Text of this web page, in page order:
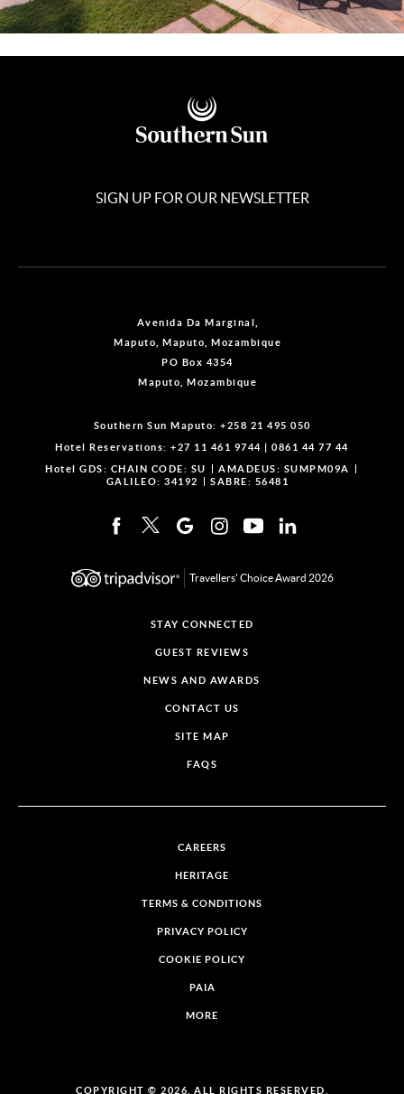
SIGN UP FOR OUR NEWSLETTER
Avenida Da Marginal,
Maputo, Maputo, Mozambique
PO Box 4354
Maputo, Mozambique
Southern Sun Maputo: +258 21 495 050
Hotel Reservations: +27 11 461 9744 |0861 44 77 44
Hotel GDS: CHAIN CODE: SU
AMADEUS: SUMPM09A
GALILEO: 34192
SABRE: 56481
Travellers' Choice Award 2026
STAY CONNECTED
GUEST REVIEWS
NEWS AND AWARDS
CONTACT US
SITE MAP
FAQS
CAREERS
HERITAGE
TERMS & CONDITIONS
PRIVACY POLICY
COOKIE POLICY
PAIA
MORE
COPYRIGHT © 2026. ALL RIGHTS RESERVED.